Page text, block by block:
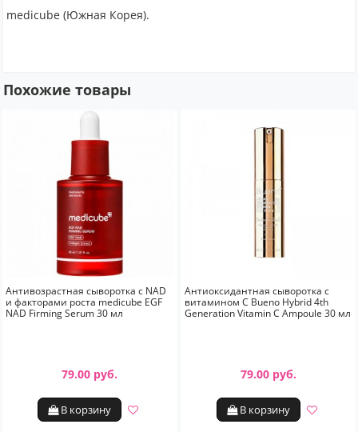
medicube (Южная Корея).
Похожие товары
Антивозрастная сыворотка с NAD
и факторами роста medicube EGF
NAD Firming Serum 30 мл
79.00 руб.
В корзину
Антиоксидантная сыворотка с
витамином С Bueno Hybrid 4th
Generation Vitamin C Ampoule 30 мл
79.00 руб.
В корзину